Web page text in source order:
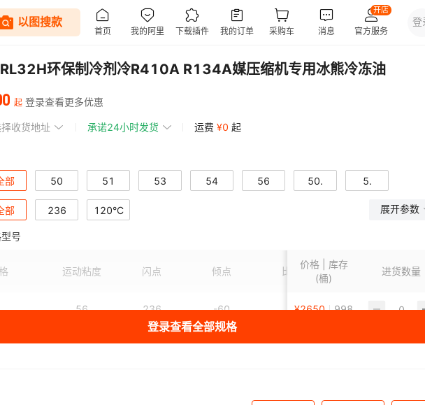
环保制冷剂冷R410A R134A媒压缩机专用冰熊冷冻油
起 登录查看更多优惠
择收货地址 承诺24小时发货 运费 ¥0 起
部 50 51 53 54 56 50. 5.
513 514
部 236 120°C 展开参数
号
运动粘度 闪点 倾点 比重 粘度等级
价格 | 库存
(桶)
进货数量
56 236 -60 1 220
¥2650 998
54 236 -60 1 220
¥30 993
登录查看全部规格